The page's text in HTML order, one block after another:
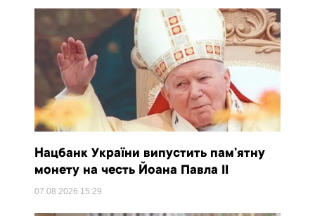
Нацбанк України випустить пам’ятну
монету на честь Йоана Павла II
07.08.2026 15:29